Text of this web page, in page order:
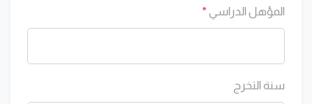
المؤهل الدراسي *
سنة التخرج